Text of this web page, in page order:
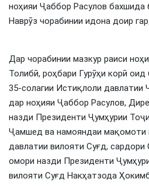
ноҳияи Ҷаббор Расулов бахшида
Наврӯз чорабинии идона доир
Дар чорабинии мазкур раиси
Толибӣ, роҳбари Гурӯҳи корӣ
35-солагии Истиқлоли давлатии
дар ноҳияи Ҷаббор Расулов,
назди Президенти Ҷумҳурии
Ҷамшед ва намояндаи мақомоти
давлатии вилояти Суғд, сардори
омори назди Президенти
вилояти Суғд Накҳатзода